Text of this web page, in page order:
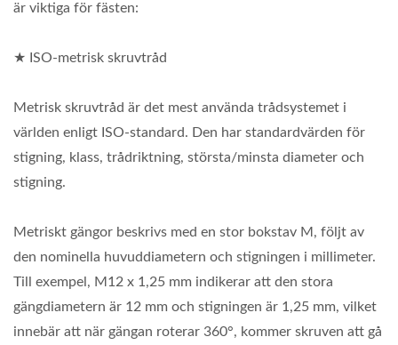
är viktiga för fästen:
★ ISO-metrisk skruvtråd
Metrisk skruvtråd är det mest använda trådsystemet i
världen enligt ISO-standard. Den har standardvärden för
stigning, klass, trådriktning, största/minsta diameter och
stigning.
Metriskt gängor beskrivs med en stor bokstav M, följt av
den nominella huvuddiametern och stigningen i millimeter.
Till exempel, M12 x 1,25 mm indikerar att den stora
gängdiametern är 12 mm och stigningen är 1,25 mm, vilket
innebär att när gängan roterar 360°, kommer skruven att gå